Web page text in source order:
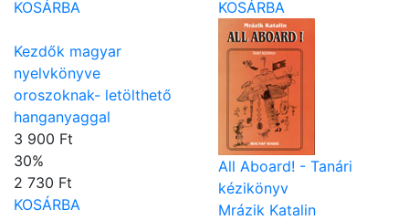
KOSÁRBA
KOSÁRBA
Kezdők magyar
nyelvkönyve
oroszoknak- letölthető
hanganyaggal
3 900 Ft
30%
2 730 Ft
KOSÁRBA
All Aboard! - Tanári
kézikönyv
Mrázik Katalin